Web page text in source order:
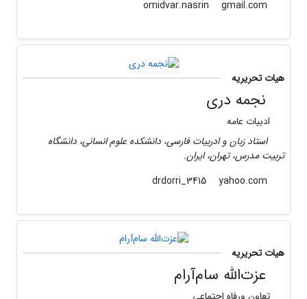
gmail.com
هیات تحریریه
نجمه دری
ادبیات عامه
استاد زبان و ادربیات فارسی، دانشکده علوم انسانی، دانشگاه
تربیت مدرس، تهران، ایران.
yahoo.com
هیات تحریریه
عزت‌الله سام‌‌آرام‌